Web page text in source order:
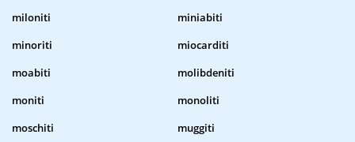
miloniti
miniabiti
minoriti
miocarditi
moabiti
molibdeniti
moniti
monoliti
moschiti
muggiti